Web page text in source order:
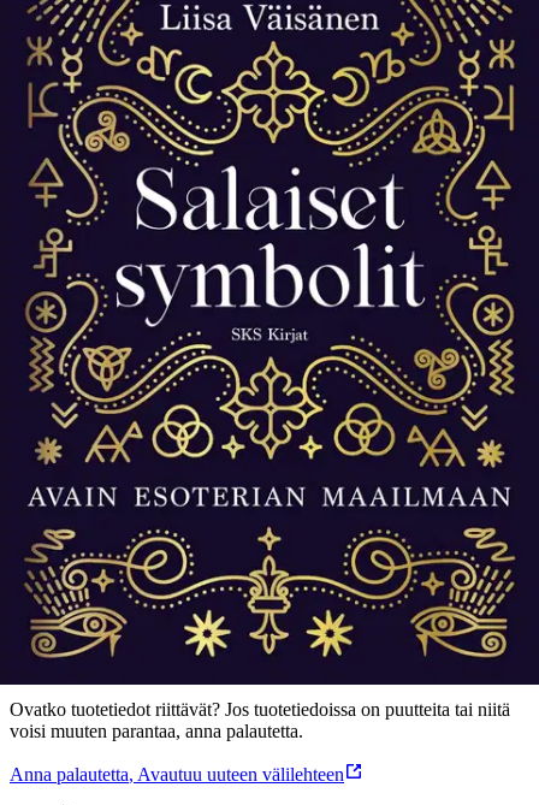
Ei saatavilla
Tuotekuvaus
Avaa ovi symbolien salaiseen maailmaan. Graal, sateenkaari ja
käärme. Omena, ruusu ja risti. Ihminen on kautta aikojen viestinyt
symbolien avulla, ja näitä merkkejä esiintyy kaikkialla
ympärillämme. Salaiset symbolit liittyvät mielessämme usein
johonkin okkulttiseen tai pahaan, mutta todellisuus on usein paljon
mielenkiintoisempi.Millaisilla symboleilla salaseurat ovat
kommunikoineet muilta salaa, ja mitä tarot-korttien kuvat
merkitsevät? Entä mitä vankilatatuointien on tarkoitus kertoa?
Symbolitutkija Liisa Väisäsen voodoosta alkemiaan ja kabbalasta
hieroglyfeihin johdatteleva teos on kiehtova visuaalinen matka
salaperäiseen kulttuurihistoriaamme.
Näytä lisää
Ominaisuudet
Oletko tyytyväinen tuotetietoihin?
Ovatko tuotetiedot riittävät? Jos tuotetiedoissa on puutteita tai niitä
voisi muuten parantaa, anna palautetta.
Anna palautetta, Avautuu uuteen välilehteen